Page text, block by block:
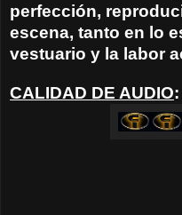
perfección,
escena, tanto en lo
vestuario y la labor
CALIDAD DE AUDIO: